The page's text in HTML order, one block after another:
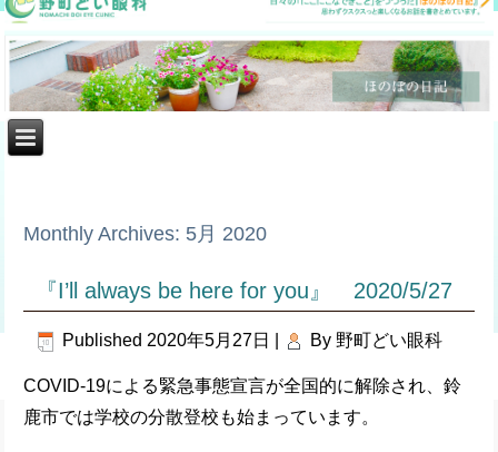
Monthly Archives: 5月 2020
『I’ll always be here for you』 2020/5/27
Published 2020年5月27日 By 野町どい眼科
COVID-19による緊急事態宣言が全国的に解除され、鈴
鹿市では学校の分散登校も始まっています。